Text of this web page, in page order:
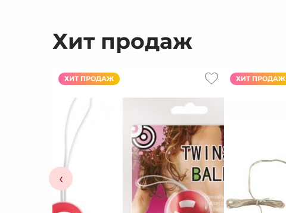
Хит продаж
‹
ХИТ ПРОДАЖ ХИТ ПРОДАЖ